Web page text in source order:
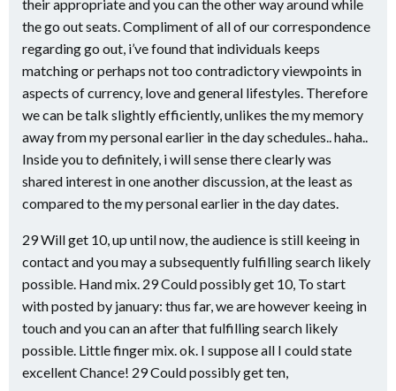
their appropriate and you can the other way around while
the go out seats. Compliment of all of our correspondence
regarding go out, i’ve found that individuals keeps
matching or perhaps not too contradictory viewpoints in
aspects of currency, love and general lifestyles. Therefore
we can be talk slightly efficiently, unlikes the my memory
away from my personal earlier in the day schedules.. haha..
Inside you to definitely, i will sense there clearly was
shared interest in one another discussion, at the least as
compared to the my personal earlier in the day dates.
29 Will get 10, up until now, the audience is still keeing in
contact and you may a subsequently fulfilling search likely
possible. Hand mix. 29 Could possibly get 10, To start
with posted by january: thus far, we are however keeing in
touch and you can an after that fulfilling search likely
possible. Little finger mix. ok. I suppose all I could state
excellent Chance! 29 Could possibly get ten,